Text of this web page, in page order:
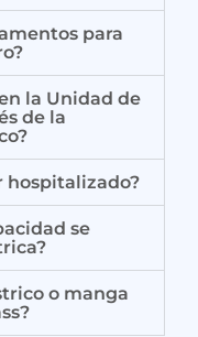
para
la Unidad de
de la
hospitalizado?
se
o manga